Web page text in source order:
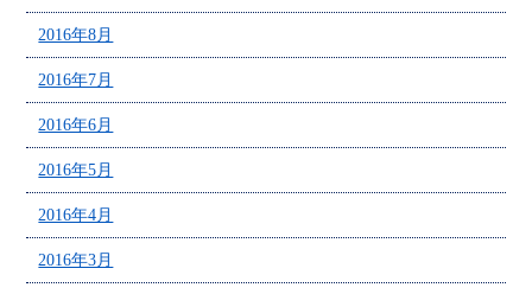
2016年8月
2016年7月
2016年6月
2016年5月
2016年4月
2016年3月